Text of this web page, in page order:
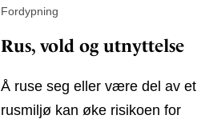
Fordypning
Rus, vold og utnyttelse
Å ruse seg eller være del av et
rusmiljø kan øke risikoen for